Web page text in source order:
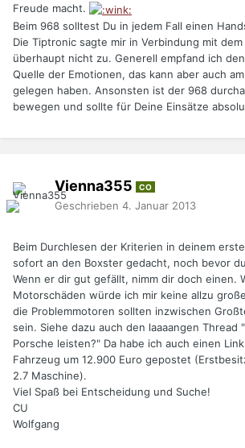
Freude macht.
Beim 968 solltest Du in jedem Fall einen
Die Tiptronic sagte mir in Verbindung mit
überhaupt nicht zu. Generell empfand ich
Quelle der Emotionen, das kann aber auch
gelegen haben. Ansonsten ist der 968
bewegen und sollte für Deine Einsätze
Vienna355 CO
Geschrieben 4. Januar 2013
Beim Durchlesen der Kriterien in deinem
sofort an den Boxster gedacht, noch bevor
Wenn er dir gut gefällt, nimm dir doch einen.
Motorschäden würde ich mir keine allzu
die Problemmotoren sollten inzwischen
sein. Siehe dazu auch den laaaangen Thread
Porsche leisten?" Da habe ich auch einen
Fahrzeug um 12.900 Euro gepostet
2.7 Maschine).
Viel Spaß bei Entscheidung und Suche!
CU
Wolfgang